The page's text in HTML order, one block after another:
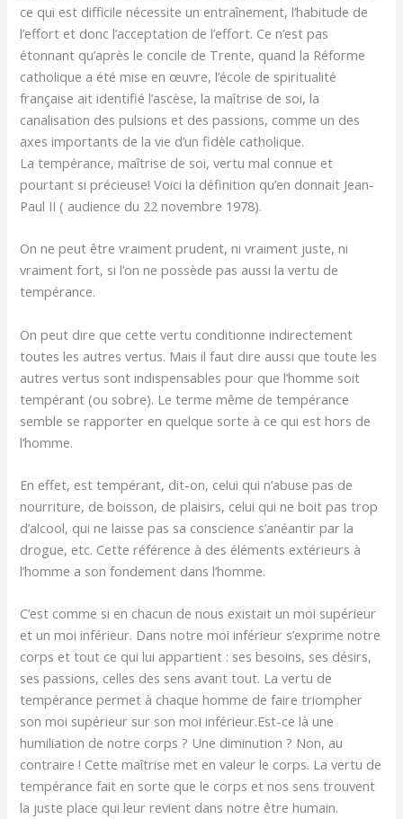
ce qui est difficile nécessite un entraînement, l’habitude de
l’effort et donc l’acceptation de l’effort. Ce n’est pas
étonnant qu’après le concile de Trente, quand la Réforme
catholique a été mise en œuvre, l’école de spiritualité
française ait identifié l’ascèse, la maîtrise de soi, la
canalisation des pulsions et des passions, comme un des
axes importants de la vie d’un fidèle catholique.
La tempérance, maîtrise de soi, vertu mal connue et
pourtant si précieuse! Voici la définition qu’en donnait Jean-
Paul II ( audience du 22 novembre 1978).
On ne peut être vraiment prudent, ni vraiment juste, ni
vraiment fort, si l’on ne possède pas aussi la vertu de
tempérance.
On peut dire que cette vertu conditionne indirectement
toutes les autres vertus. Mais il faut dire aussi que toute les
autres vertus sont indispensables pour que l’homme soit
tempérant (ou sobre). Le terme même de tempérance
semble se rapporter en quelque sorte à ce qui est hors de
l’homme.
En effet, est tempérant, dit-on, celui qui n’abuse pas de
nourriture, de boisson, de plaisirs, celui qui ne boit pas trop
d’alcool, qui ne laisse pas sa conscience s’anéantir par la
drogue, etc. Cette référence à des éléments extérieurs à
l’homme a son fondement dans l’homme.
C’est comme si en chacun de nous existait un moi supérieur
et un moi inférieur. Dans notre moi inférieur s’exprime notre
corps et tout ce qui lui appartient : ses besoins, ses désirs,
ses passions, celles des sens avant tout. La vertu de
tempérance permet à chaque homme de faire triompher
son moi supérieur sur son moi inférieur.Est-ce là une
humiliation de notre corps ? Une diminution ? Non, au
contraire ! Cette maîtrise met en valeur le corps. La vertu de
tempérance fait en sorte que le corps et nos sens trouvent
la juste place qui leur revient dans notre être humain.